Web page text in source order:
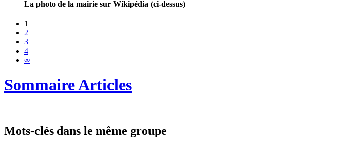
La photo de la mairie sur Wikipédia (ci-dessus)
1
2
3
4
∞
Sommaire Articles
Mots-clés dans le même groupe